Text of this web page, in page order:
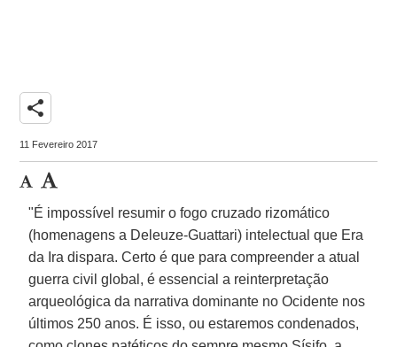
share
11 Fevereiro 2017
"É impossível resumir o fogo cruzado rizomático
(homenagens a Deleuze-Guattari) intelectual que Era
da Ira dispara. Certo é que para compreender a atual
guerra civil global, é essencial a reinterpretação
arqueológica da narrativa dominante no Ocidente nos
últimos 250 anos. É isso, ou estaremos condenados,